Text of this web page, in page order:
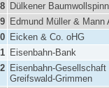
Dülkener
Edmund Müller & Mann
Eicken & Co. oHG
Eisenbahn-Bank
Eisenbahn-Gesellschaft
Greifswald-Grimmen